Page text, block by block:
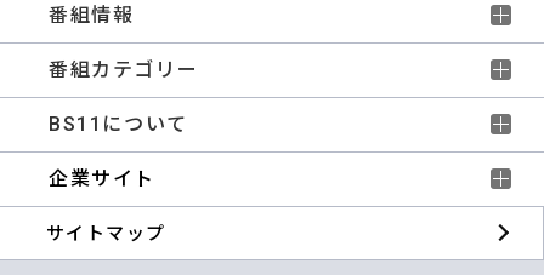
番組情報
番組カテゴリー
BS11について
企業サイト
サイトマップ